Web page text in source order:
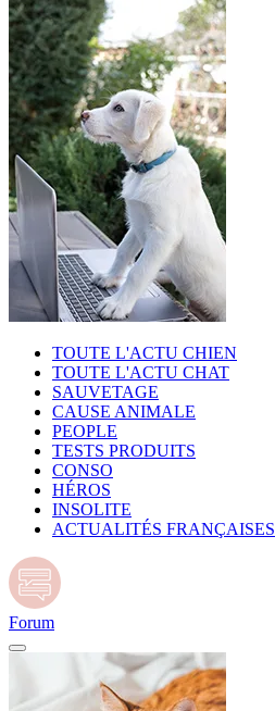
TOUTE L'ACTU CHIEN
TOUTE L'ACTU CHAT
SAUVETAGE
CAUSE ANIMALE
PEOPLE
TESTS PRODUITS
CONSO
HÉROS
INSOLITE
ACTUALITÉS FRANÇAISES
Forum